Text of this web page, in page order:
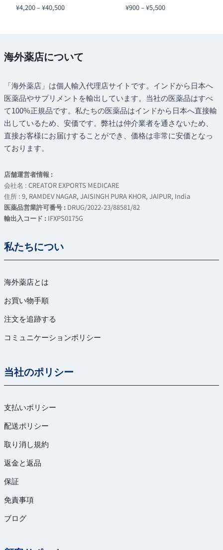
¥4,200–¥40,500価
¥40,500
¥900–¥5,500価
海外薬店について
「海外薬店」は個人輸入代理店サイトです。インドから日本へ
医薬品やサプリメントを輸出しています。当社の医薬品はすべ
て100%正規品です。私たちの医薬品はインドから日本へ直接輸
出しているため、安価です。弊社は仲介業者を通さないため、
直接お客様にお届けすることができ、価格は非常に安価となっ
ております。
店舗運営者情報 :
会社名 : CREATOR EXPORTS MEDICARE
住所 : 9, RAMDEV NAGAR, JAISINGH PURA KHOR, JAIPUR, India
医薬品営業許可番号 : DRUG/2022-23/88581/82
輸出入コード : IFXPS0175G
私たちについ
海外薬店とは
お買い物手順
注文を追跡する
コミュニケーションポリシー
当社のポリシー
支払いポリシー
配送ポリシー
取り消し規約
返金と返品
保証
免責事項
ブログ